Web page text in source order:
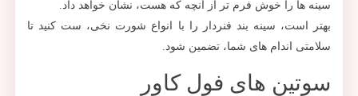
سینه ها را خوش فرم تر از آنچه که هست، نشان خواهد داد.
بهتر است، سینه بند فنردار را با انواع شورت نخی، ست کنید تا
سلامتی اندام های شما، تضمین شود.
سوتین های فول کاور